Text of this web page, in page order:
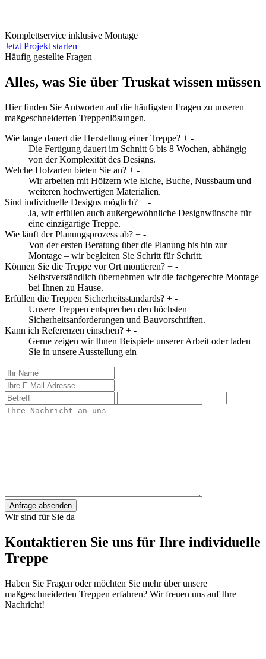
Komplettservice inklusive Montage
Jetzt Projekt starten
Häufig gestellte Fragen
Alles, was Sie über Truskat wissen müssen
Hier finden Sie Antworten auf die häufigsten Fragen zu unseren
maßgeschneiderten Treppenlösungen.
Wie lange dauert die Herstellung einer Treppe? + -
Die Fertigung dauert im Schnitt 6 bis 8 Wochen, abhängig
von der Komplexität des Designs.
Welche Holzarten bieten Sie an? + -
Wir arbeiten mit Hölzern wie Eiche, Buche, Nussbaum und
weiteren hochwertigen Materialien.
Sind individuelle Designs möglich? + -
Ja, wir erfüllen auch außergewöhnliche Designwünsche für
eine einzigartige Treppe.
Wie läuft der Planungsprozess ab? + -
Von der ersten Beratung über die Planung bis hin zur
Montage – wir begleiten Sie Schritt für Schritt.
Können Sie die Treppe vor Ort montieren? + -
Selbstverständlich übernehmen wir die fachgerechte Montage
bei Ihnen zu Hause.
Erfüllen die Treppen Sicherheitsstandards? + -
Unsere Treppen entsprechen den höchsten
Sicherheitsanforderungen und Bauvorschriften.
Kann ich Referenzen einsehen? + -
Gerne zeigen wir Ihnen Beispiele unserer Arbeit oder laden
Sie in unsere Ausstellung ein
Anfrage absenden
Wir sind für Sie da
Kontaktieren Sie uns für Ihre individuelle
Treppe
Haben Sie Fragen oder möchten Sie mehr über unsere
maßgeschneiderten Treppen erfahren? Wir freuen uns auf Ihre
Nachricht!